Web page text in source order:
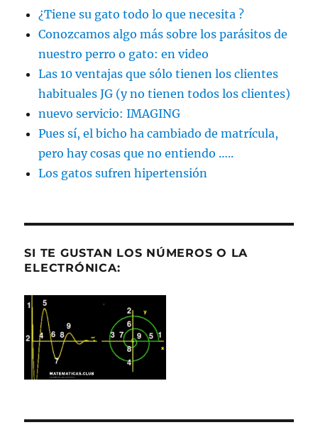
¿Tiene su gato todo lo que necesita ?
Conozcamos algo más sobre los parásitos de
nuestro perro o gato: en video
Las 10 ventajas que sólo tienen los clientes
habituales JG (y no tienen todos los clientes)
nuevo servicio: IMAGING
Pues sí, el bicho ha cambiado de matrícula,
pero hay cosas que no entiendo …..
Los gatos sufren hipertensión
SI TE GUSTAN LOS NÚMEROS O LA
ELECTRÓNICA: